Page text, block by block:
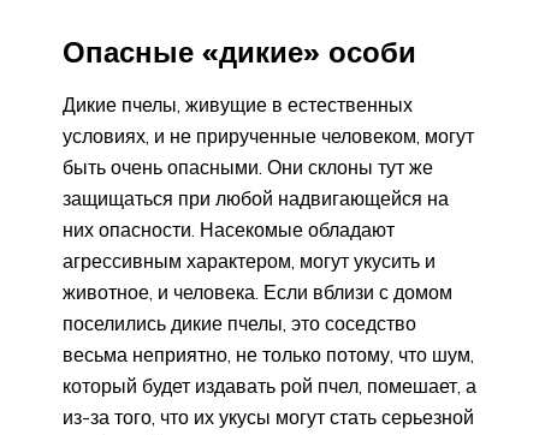
Опасные «дикие» особи
Дикие пчелы, живущие в естественных
условиях, и не прирученные человеком, могут
быть очень опасными. Они склоны тут же
защищаться при любой надвигающейся на
них опасности. Насекомые обладают
агрессивным характером, могут укусить и
животное, и человека. Если вблизи с домом
поселились дикие пчелы, это соседство
весьма неприятно, не только потому, что шум,
который будет издавать рой пчел, помешает, а
из-за того, что их укусы могут стать серьезной